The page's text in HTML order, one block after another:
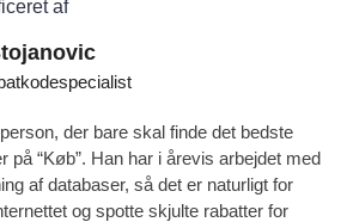
af
der bare skal finde det bedste
på “Køb”. Han har i årevis arbejdet med
af databaser, så det er naturligt for
og spotte skjulte rabatter for